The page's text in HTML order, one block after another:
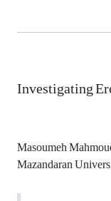
Investigating
Masoumeh
Mazandaran